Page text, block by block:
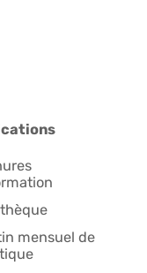
mensuel de